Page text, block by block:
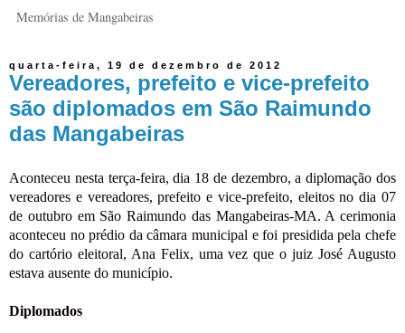
Memórias de Mangabeiras
quarta-feira, 19 de dezembro de 2012
Vereadores, prefeito e vice-prefeito
são diplomados em São Raimundo
das Mangabeiras
Aconteceu nesta terça-feira, dia 18 de dezembro, a diplomação dos
vereadores e vereadores, prefeito e vice-prefeito, eleitos no dia 07
de outubro em São Raimundo das Mangabeiras-MA. A cerimonia
aconteceu no prédio da câmara municipal e foi presidida pela chefe
do cartório eleitoral, Ana Felix, uma vez que o juiz José Augusto
estava ausente do município.
Diplomados